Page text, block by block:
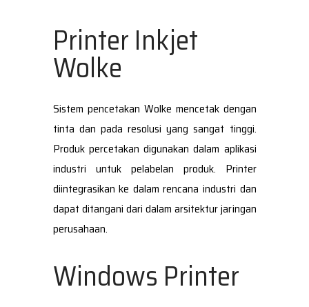
Printer Inkjet
Wolke
Sistem pencetakan Wolke mencetak dengan
tinta dan pada resolusi yang sangat tinggi.
Produk percetakan digunakan dalam aplikasi
industri untuk pelabelan produk. Printer
diintegrasikan ke dalam rencana industri dan
dapat ditangani dari dalam arsitektur jaringan
perusahaan.
Windows Printer